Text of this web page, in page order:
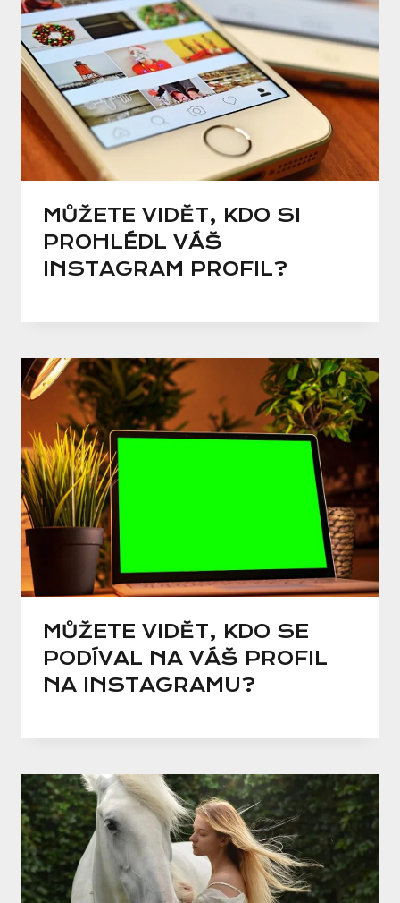
MŮŽETE VIDĚT, KDO SI
PROHLÉDL VÁŠ
INSTAGRAM PROFIL?
MŮŽETE VIDĚT, KDO SE
PODÍVAL NA VÁŠ PROFIL
NA INSTAGRAMU?